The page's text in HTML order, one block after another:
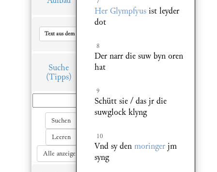
Text aus dem Hauptfenster in Zwischenablage kopieren
Suche
(Tipps)
Suchen
Leeren
Alle anzeigen
Her Glympfyusist leyder
dot
8
Der narr die suw byn oren
hat
9
Schütt sie / das jr die
suwglock klyng
10
Vnd sy den moringerjm
syng